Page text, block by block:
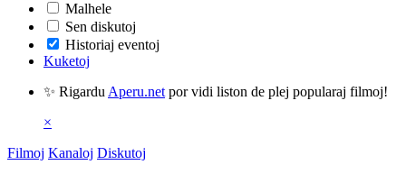
Malhele
Sen diskutoj
Historiaj eventoj
Kuketoj
✨ Rigardu Aperu.net por vidi liston de plej popularaj filmoj!
×
Filmoj Kanaloj Diskutoj